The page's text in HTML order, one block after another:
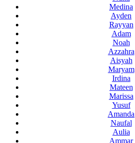
Medina
Ayden
Rayyan
Adam
Noah
Azzahra
Aisyah
Maryam
Irdina
Mateen
Marissa
Yusuf
Amanda
Naufal
Aulia
Ammar